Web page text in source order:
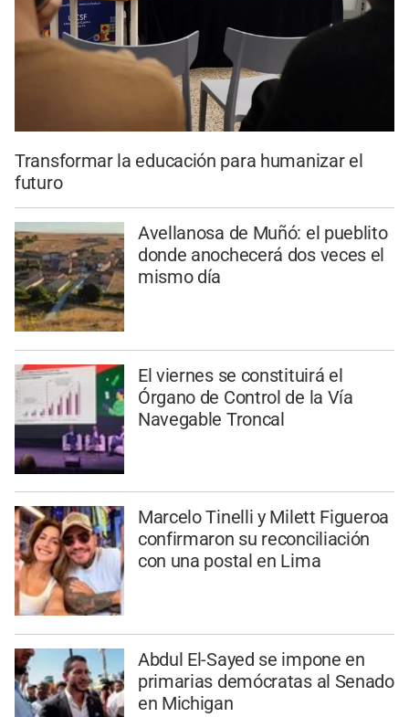
Transformar la educación para humanizar el
futuro
Avellanosa de Muñó: el pueblito
donde anochecerá dos veces el
mismo día
El viernes se constituirá el
Órgano de Control de la Vía
Navegable Troncal
Marcelo Tinelli y Milett Figueroa
confirmaron su reconciliación
con una postal en Lima
Abdul El-Sayed se impone en
primarias demócratas al Senado
en Michigan